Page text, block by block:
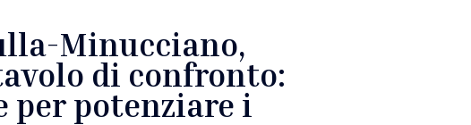
Minucciano,
di confronto:
per potenziare i